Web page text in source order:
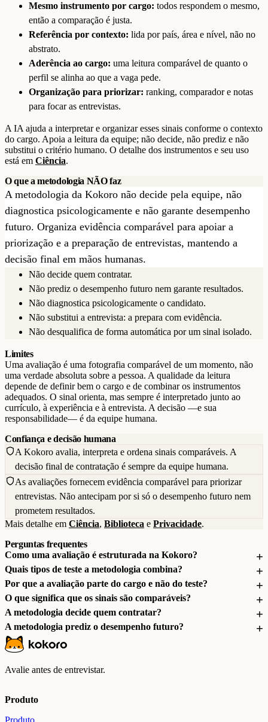
Mesmo instrumento por cargo: todos respondem o mesmo,
então a comparação é justa.
Referência por contexto: lida por país, área e nível, não no
abstrato.
Aderência ao cargo: uma leitura comparável de quanto o
perfil se alinha ao que a vaga pede.
Organização para priorizar: ranking, comparador e notas
para focar as entrevistas.
A IA ajuda a interpretar e organizar esses sinais conforme o contexto
do cargo. Apoia a leitura da equipe; não decide, não prediz e não
substitui o critério humano. O detalhe dos instrumentos e seu uso
está em Ciência.
O que a metodologia NÃO faz
A metodologia da Kokoro não decide pela equipe, não
diagnostica psicologicamente e não garante desempenho
futuro. Organiza evidência comparável para apoiar a
priorização e a preparação de entrevistas, mantendo a
decisão final em mãos humanas.
Não decide quem contratar.
Não prediz o desempenho futuro nem garante resultados.
Não diagnostica psicologicamente o candidato.
Não substitui a entrevista: a prepara com evidência.
Não desqualifica de forma automática por um sinal isolado.
Limites
Uma avaliação é uma fotografia comparável de um momento, não
uma verdade absoluta sobre a pessoa. A qualidade da leitura
depende de definir bem o cargo e de combinar os instrumentos
adequados. O sinal orienta, mas sempre é interpretado junto ao
currículo, à experiência e à entrevista. A decisão —e sua
responsabilidade— é da equipe humana.
Confiança e decisão humana
A Kokoro avalia, interpreta e ordena sinais comparáveis. A
decisão final de contratação é sempre da equipe humana.
As avaliações fornecem evidência comparável para priorizar
entrevistas. Não antecipam por si só o desempenho futuro nem
prometem resultados.
Mais detalhe em Ciência, Biblioteca e Privacidade.
Perguntas frequentes
Como uma avaliação é estruturada na Kokoro?
Quais tipos de teste a metodologia combina?
Por que a avaliação parte do cargo e não do teste?
O que significa que os sinais são comparáveis?
A metodologia decide quem contratar?
A metodologia prediz o desempenho futuro?
Avalie antes de entrevistar.
Produto
Produto